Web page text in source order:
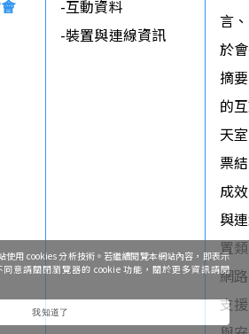
-互動資料
-裝置與連線資訊
言
於
摘
的
天
票
成
與
置
網
支
使用 cookies 分析技術。若繼續閱覽本網站內容，即表示
意請關閉瀏覽器的 cookie 功能，關於更多資訊請閱
我知道了